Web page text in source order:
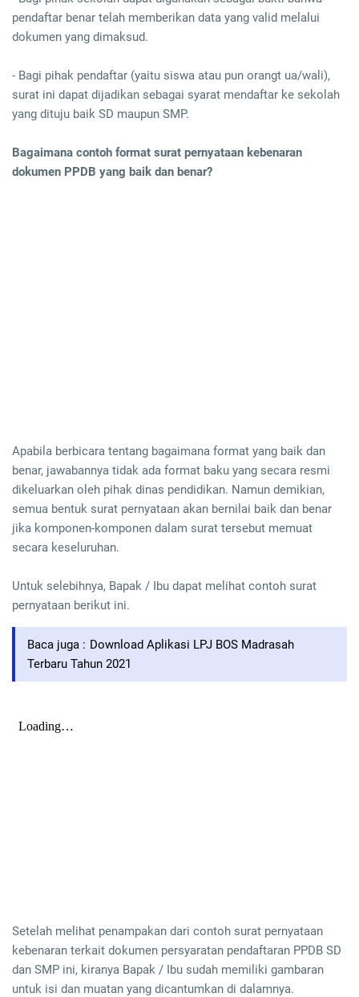
pendaftar benar telah memberikan data yang valid melalui
dokumen yang dimaksud.
- Bagi pihak pendaftar (yaitu siswa atau pun orangt ua/wali),
surat ini dapat dijadikan sebagai syarat mendaftar ke sekolah
yang dituju baik SD maupun SMP.
Bagaimana contoh format surat pernyataan kebenaran
dokumen PPDB yang baik dan benar?
Apabila berbicara tentang bagaimana format yang baik dan
benar, jawabannya tidak ada format baku yang secara resmi
dikeluarkan oleh pihak dinas pendidikan. Namun demikian,
semua bentuk surat pernyataan akan bernilai baik dan benar
jika komponen-komponen dalam surat tersebut memuat
secara keseluruhan.
Untuk selebihnya, Bapak / Ibu dapat melihat contoh surat
pernyataan berikut ini.
Baca juga : Download Aplikasi LPJ BOS Madrasah
Terbaru Tahun 2021
Setelah melihat penampakan dari contoh surat pernyataan
kebenaran terkait dokumen persyaratan pendaftaran PPDB SD
dan SMP ini, kiranya Bapak / Ibu sudah memiliki gambaran
untuk isi dan muatan yang dicantumkan di dalamnya.